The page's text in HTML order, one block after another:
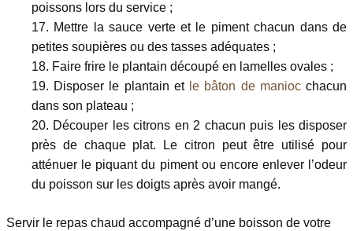
poissons lors du service ;
Mettre la sauce verte et le piment chacun dans de
petites soupières ou des tasses adéquates ;
Faire frire le plantain découpé en lamelles ovales ;
Disposer le plantain et le bâton de maniocchacun
dans son plateau ;
Découper les citrons en 2 chacun puis les disposer
près de chaque plat. Le citron peut être utilisé pour
atténuer le piquant du piment ou encore enlever l’odeur
du poisson sur les doigts après avoir mangé.
Servir le repas chaud accompagné d’une boisson de votre